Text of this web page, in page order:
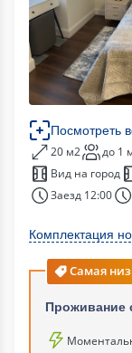
Посмотреть
20 м2 до 1
Вид на город
Заезд 12:00
Комплектация
Самая
Проживание